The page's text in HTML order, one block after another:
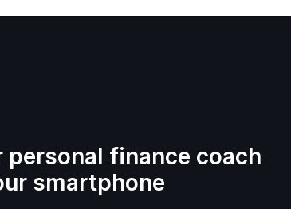
personal finance coach
smartphone